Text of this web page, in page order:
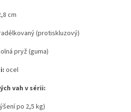
cm
(protiskluzový)
pryž (guma)
ocel
vah v sérii:
po 2,5 kg)